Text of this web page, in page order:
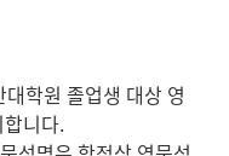
학원 졸업생 대상 영
니다.